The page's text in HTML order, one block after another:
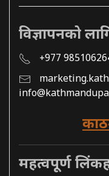
विज्ञापनको
+977
महत्वपूर्ण